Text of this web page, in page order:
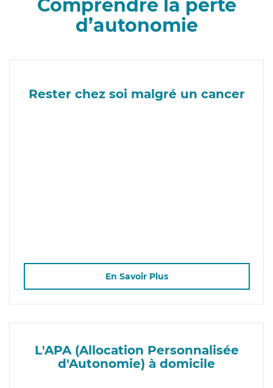
Comprendre la perte
d’autonomie
Rester chez soi malgré un cancer
En Savoir Plus
L'APA (Allocation Personnalisée
d'Autonomie) à domicile